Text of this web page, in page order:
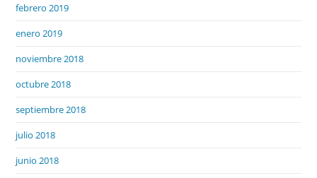
febrero 2019
enero 2019
noviembre 2018
octubre 2018
septiembre 2018
julio 2018
junio 2018